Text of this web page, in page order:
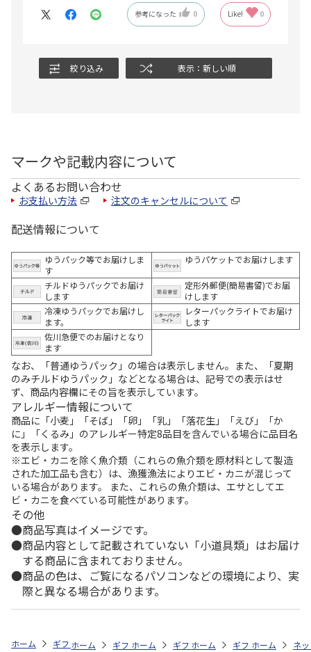
参考になった 0 Like! 0
絞り込み 表示：新しい順
マークや記載内容について
よくあるお問い合わせ
お支払い方法 注文のキャンセルについて
配送情報について
ゆうパック等でお届けしま
す
ゆうパケットでお届けします
チルドゆうパックでお届け
します
定形外郵便(簡易書留)でお届
けします
冷凍ゆうパックでお届けし
ます。
レターパックライトでお届け
します
佐川急便でのお届けとなり
ます
なお、「普通ゆうパック」の場合は表示しません。また、「夏期
のみチルドゆうパック」などとなる場合は、記号での表示はせ
ず、商品内容欄にその旨を表示しています。
アレルギー情報について
商品に「小麦」「そば」「卵」「乳」「落花生」「えび」「か
に」「くるみ」のアレルギー特定8品目を含んでいる場合に品目名
を表示します。
※エビ・カニを除く魚介類（これらの魚介類を原材料として製造
された加工品も含む）は、漁獲漁法によりエビ・カニが混じって
いる場合があります。 また、これらの魚介類は、エサとしてエ
ビ・カニを食べている可能性があります。
その他
商品写真はイメージです。
商品内容として記載されていない「小道具類」はお届け
する商品に含まれておりません。
商品の色は、ご覧になるパソコンなどの環境により、実
際と異なる場合があります。
ホーム ギフトストア お中元・夏ギフト特集 2026 ドリンク ＜
ホーム ギフトストア お中元・夏ギフト特集 2026
ホーム ギフトストア お中元・夏ギフト
ホーム ギフトストア お
ホーム ネ